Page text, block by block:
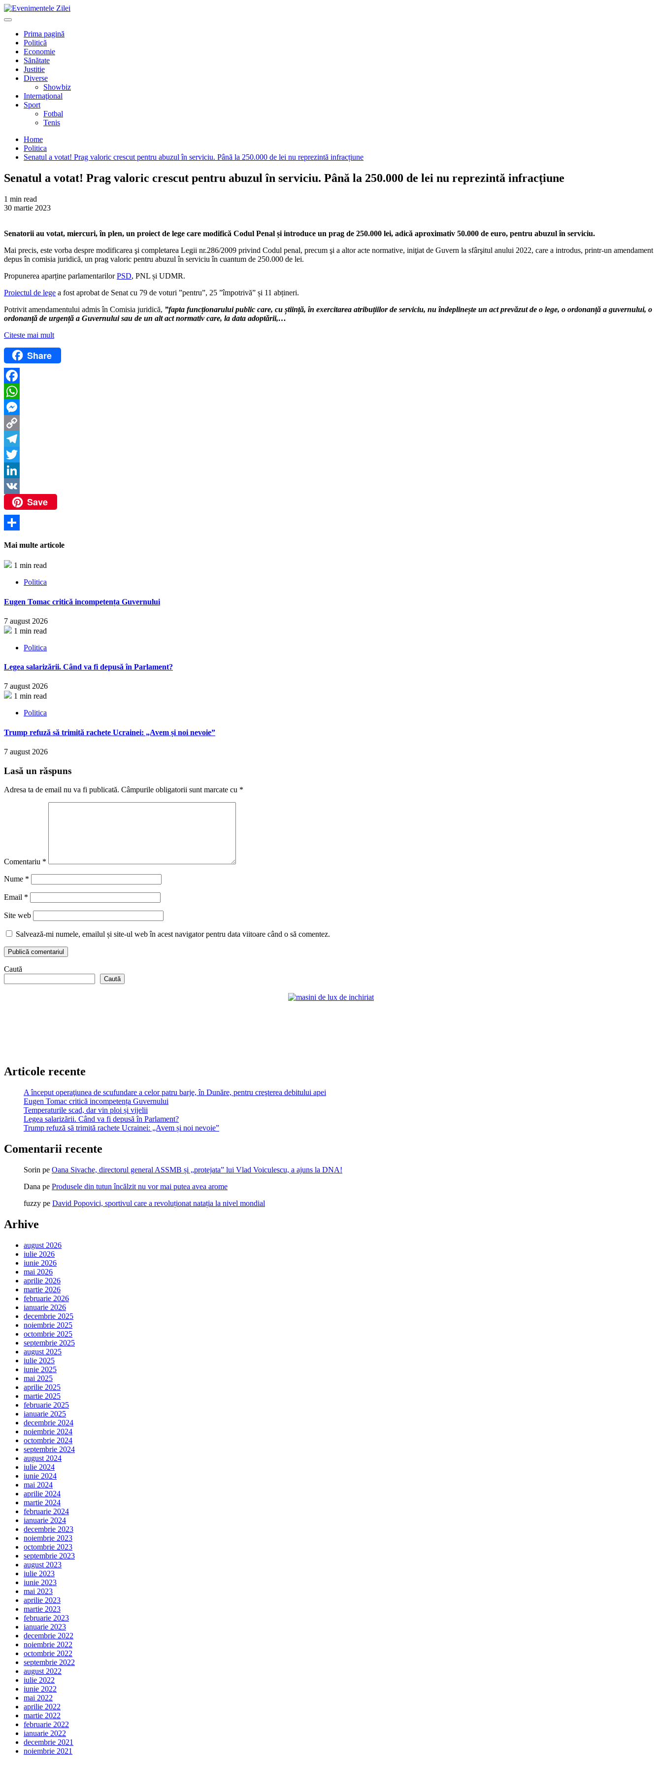
Mergi
la
Primary
Prima pagină
Politică
Economie
Sănătate
Justitie
Diverse
Showbiz
Internaţional
Sport
Fotbal
Tenis
Home
Politica
Senatul a votat! Prag valoric crescut pentru abuzul în serviciu. Până la 250.000 de lei nu reprezintă infracțiune
Senatul a votat! Prag valoric crescut pentru abuzul în serviciu. Până la 250.000 de lei nu reprezintă infracțiune
1 min read
30 martie 2023
Senatorii au votat, miercuri, în plen, un proiect de lege care modifică Codul Penal și introduce un prag de 250.000 lei, adică aproximativ 50.000 de euro, pentru abuzul în serviciu.
Mai precis, este vorba despre modificarea şi completarea Legii nr.286/2009 privind Codul penal, precum şi a altor acte normative, iniţiat de Guvern la sfârşitul anului 2022, care a introdus, printr-un amendament
depus în comisia juridică, un prag valoric pentru abuzul în serviciu în cuantum de 250.000 de lei.
Propunerea aparține parlamentarilorPSD, PNL și UDMR.
Proiectul de lege a fost aprobat de Senat cu 79 de voturi ”pentru”, 25 ”împotrivă” și 11 abțineri.
Potrivit amendamentului admis în Comisia juridică, ”fapta funcționarului public care, cu știință, în exercitarea atribuțiilor de serviciu, nu îndeplinește un act prevăzut de o lege, o ordonanță a guvernului, o
ordonanță de urgență a Guvernului sau de un alt act normativ care, la data adoptării,…
Citeste mai mult
Share
Facebook
WhatsApp
Messenger
Copy
Link
Telegram
Twitter
LinkedIn
VK
Save
Mai multe articole
1 min read
Politica
Eugen Tomac critică incompetența Guvernului
7 august 2026
1 min read
Politica
Legea salarizării. Când va fi depusă în Parlament?
7 august 2026
1 min read
Politica
Trump refuză să trimită rachete Ucrainei: „Avem și noi nevoie”
7 august 2026
Lasă un răspuns
Adresa ta de email nu va fi publicată. Câmpurile obligatorii sunt marcate cu *
Comentariu *
Nume *
Email *
Site web
Salvează-mi numele, emailul și site-ul web în acest navigator pentru data viitoare când o să comentez.
Caută
Caută
Articole recente
A început operaţiunea de scufundare a celor patru barje, în Dunăre, pentru creşterea debitului apei
Eugen Tomac critică incompetența Guvernului
Temperaturile scad, dar vin ploi și vijelii
Legea salarizării. Când va fi depusă în Parlament?
Trump refuză să trimită rachete Ucrainei: „Avem și noi nevoie”
Comentarii recente
Sorin pe Oana Sivache, directorul general ASSMB și „protejata” lui Vlad Voiculescu, a ajuns la DNA!
Dana pe Produsele din tutun încălzit nu vor mai putea avea arome
fuzzy pe David Popovici, sportivul care a revoluționat natația la nivel mondial
Arhive
august 2026
iulie 2026
iunie 2026
mai 2026
aprilie 2026
martie 2026
februarie 2026
ianuarie 2026
decembrie 2025
noiembrie 2025
octombrie 2025
septembrie 2025
august 2025
iulie 2025
iunie 2025
mai 2025
aprilie 2025
martie 2025
februarie 2025
ianuarie 2025
decembrie 2024
noiembrie 2024
octombrie 2024
septembrie 2024
august 2024
iulie 2024
iunie 2024
mai 2024
aprilie 2024
martie 2024
februarie 2024
ianuarie 2024
decembrie 2023
noiembrie 2023
octombrie 2023
septembrie 2023
august 2023
iulie 2023
iunie 2023
mai 2023
aprilie 2023
martie 2023
februarie 2023
ianuarie 2023
decembrie 2022
noiembrie 2022
octombrie 2022
septembrie 2022
august 2022
iulie 2022
iunie 2022
mai 2022
aprilie 2022
martie 2022
februarie 2022
ianuarie 2022
decembrie 2021
noiembrie 2021